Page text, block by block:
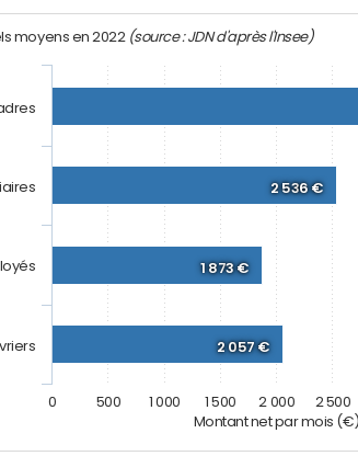
Montant net par mois (€)
moyens en 2022 (source : JDN d'après l'Insee)
2 536 €
1 873 €
2 057 €
0 500 1 000 1 500 2 000 2 500